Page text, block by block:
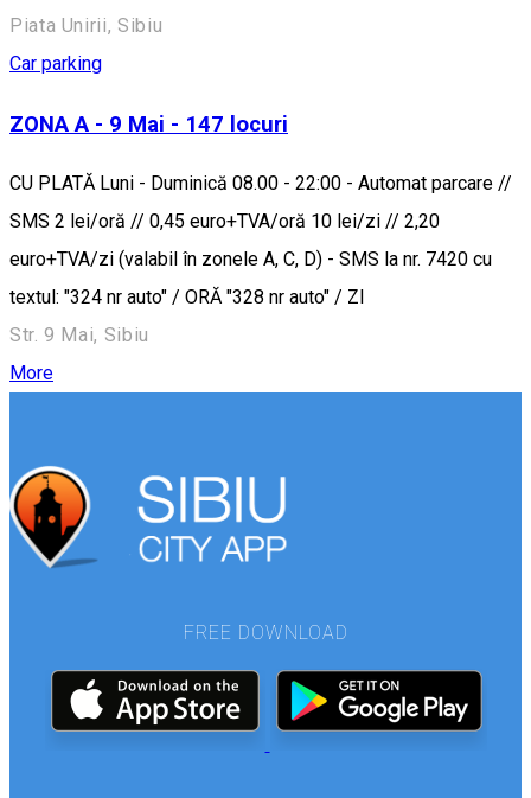
Piata Unirii, Sibiu
Car parking
ZONA A - 9 Mai - 147 locuri
CU PLATĂ Luni - Duminică 08.00 - 22:00 - Automat parcare //
SMS 2 lei/oră // 0,45 euro+TVA/oră 10 lei/zi // 2,20
euro+TVA/zi (valabil în zonele A, C, D) - SMS la nr. 7420 cu
textul: "324 nr auto" / ORĂ "328 nr auto" / ZI
Str. 9 Mai, Sibiu
More
FREE DOWNLOAD